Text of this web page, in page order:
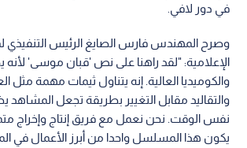
في دور لافي.
وصرح المهندس فارس الصايغ الرئيس التنفيذي
الإعلامية: "لقد راهنا على نص 'قبان موسى' لأنه
والكوميديا العالية. إنه يتناول ثيمات مهمة مثل
والتقاليد مقابل التغيير بطريقة تجعل
نفس الوقت. نحن نعمل مع فريق إنتاج وإخراج
يكون هذا المسلسل واحدا من أبرز الأعمال في